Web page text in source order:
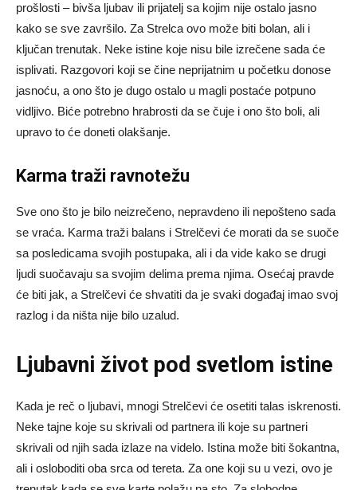
prošlosti – bivša ljubav ili prijatelj sa kojim nije ostalo jasno
kako se sve završilo. Za Strelca ovo može biti bolan, ali i
ključan trenutak. Neke istine koje nisu bile izrečene sada će
isplivati. Razgovori koji se čine neprijatnim u početku donose
jasnoću, a ono što je dugo ostalo u magli postaće potpuno
vidljivo. Biće potrebno hrabrosti da se čuje i ono što boli, ali
upravo to će doneti olakšanje.
Karma traži ravnotežu
Sve ono što je bilo neizrečeno, nepravdeno ili nepošteno sada
se vraća. Karma traži balans i Strelčevi će morati da se suoče
sa posledicama svojih postupaka, ali i da vide kako se drugi
ljudi suočavaju sa svojim delima prema njima. Osećaj pravde
će biti jak, a Strelčevi će shvatiti da je svaki događaj imao svoj
razlog i da ništa nije bilo uzalud.
Ljubavni život pod svetlom istine
Kada je reč o ljubavi, mnogi Strelčevi će osetiti talas iskrenosti.
Neke tajne koje su skrivali od partnera ili koje su partneri
skrivali od njih sada izlaze na videlo. Istina može biti šokantna,
ali i osloboditi oba srca od tereta. Za one koji su u vezi, ovo je